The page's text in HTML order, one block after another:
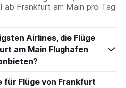
ab Frankfurt am Main pro Tag
Airlines, die Flüge
am Main Flughafen
für Flüge von Frankfurt